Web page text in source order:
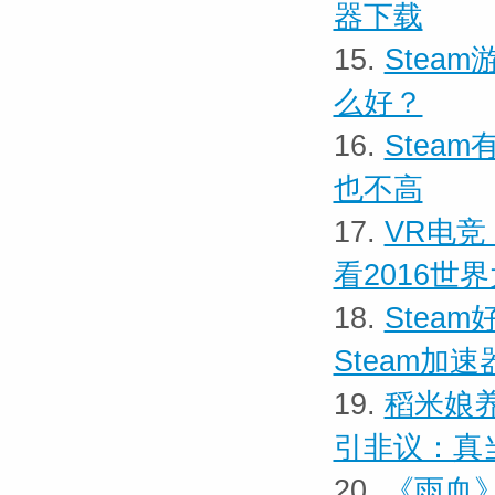
器下载
15. Steam
么好？
16. Steam
也不高
17. VR电
看2016世
18. Steam
Steam加速
19. 稻米娘
引非议：真